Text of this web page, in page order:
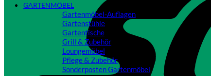
GARTENMÖBEL
Gartenmöbel-Auflagen
Gartenstühle
Gartentische
Grill & Zubehör
Loungemöbel
Pflege & Zubehör
Sonderposten Gartenmöbel